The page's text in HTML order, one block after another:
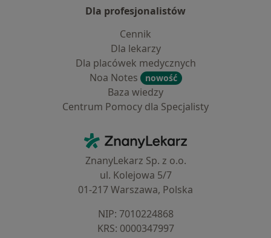
Dla profesjonalistów
Cennik
Dla lekarzy
Dla placówek medycznych
Noa Notes
nowość
Baza wiedzy
Centrum Pomocy dla Specjalisty
ZnanyLekarz - Strona główna
ZnanyLekarz Sp. z o.o.
ul. Kolejowa 5/7
01-217 Warszawa, Polska
NIP: ⁠7010224868
KRS: ⁠0000347997